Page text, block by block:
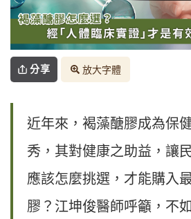
分享 放大字體
近年來，褐藻醣膠成為保
秀，其對健康之助益，讓
應該怎麼挑選，才能購入
膠？江坤俊醫師呼籲，不